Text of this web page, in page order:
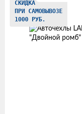
Изображения
товаров
СКИДКА
ПРИ САМОВЫВОЗЕ
1000 РУБ.